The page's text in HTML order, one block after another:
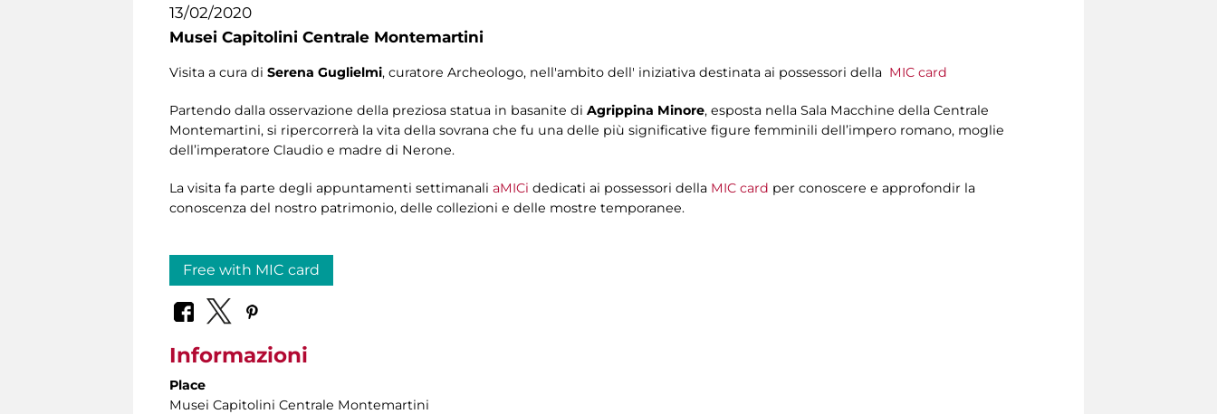
13/02/2020
Musei Capitolini Centrale Montemartini
Visita a cura di Serena Guglielmi, curatore Archeologo, nell'ambito dell' iniziativa destinata ai possessori della MIC card
Partendo dalla osservazione della preziosa statua in basanite di Agrippina Minore, esposta nella Sala Macchine della Centrale
Montemartini, si ripercorrerà la vita della sovrana che fu una delle più significative figure femminili dell’impero romano, moglie
dell’imperatore Claudio e madre di Nerone.
La visita fa parte degli appuntamenti settimanali aMICi dedicati ai possessori della MIC card per conoscere e approfondir la
conoscenza del nostro patrimonio, delle collezioni e delle mostre temporanee.
Free with MIC card
Informazioni
Place
Musei Capitolini Centrale Montemartini